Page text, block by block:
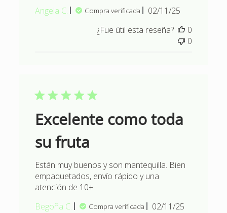
Angela C.
Compra verificada
Fecha
publicación
02/11/25
¿Fue útil esta reseña?
0
0
Excelente como toda
su fruta
Están muy buenos y son mantequilla. Bien
empaquetados, envío rápido y una
atención de 10+.
Begoña C.
Compra verificada
Fecha
02/11/25